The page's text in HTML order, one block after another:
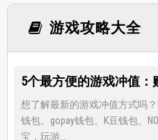
游戏攻略大全
想了解最新的游戏冲值方式吗
钱包、gopay钱包、K豆钱包、
宝，玩游...